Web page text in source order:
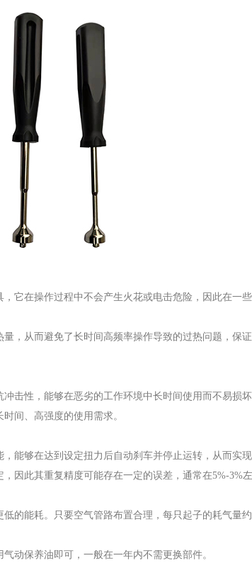
它在操作过程中不会产生火花或电击危险，因此在一
，从而避免了长时间高频率操作导致的过热问题，保
击性，能够在恶劣的工作环境中长时间使用而不易损坏
间、高强度的使用需求。
能够在达到设定扭力后自动刹车并停止运转，从而实
因此其重复精度可能存在一定的误差，通常在5%-3%左
的能耗。只要空气管路布置合理，每只起子的耗气量
动保养油即可，一般在一年内不需更换部件。